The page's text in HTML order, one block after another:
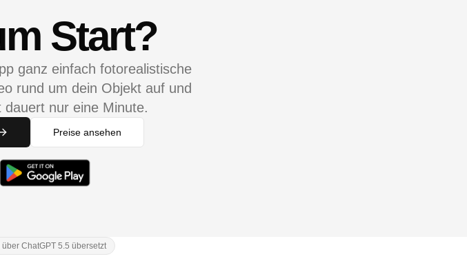
Start?
ganz einfach fotorealistische
rund um dein Objekt auf und
dauert nur eine Minute.
Preise ansehen
ChatGPT 5.5 übersetzt